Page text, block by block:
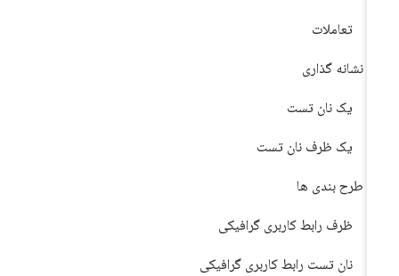
تعاملات
نشانه گذاری
یک نان تست
یک ظرف نان تست
طرح بندی ها
ظرف رابط کاربری گرافیکی
نان تست رابط کاربری گرافیکی